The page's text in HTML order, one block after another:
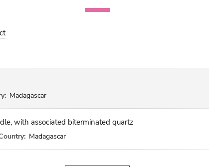
Madagascar
with associated biterminated quartz
Madagascar